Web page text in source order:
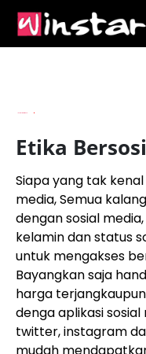
Etika
Siapa yang tak
media, Semua
dengan sosial
kelamin dan status
untuk mengakses
Bayangkan saja
harga
denga aplikasi
twitter, instagram
mudah